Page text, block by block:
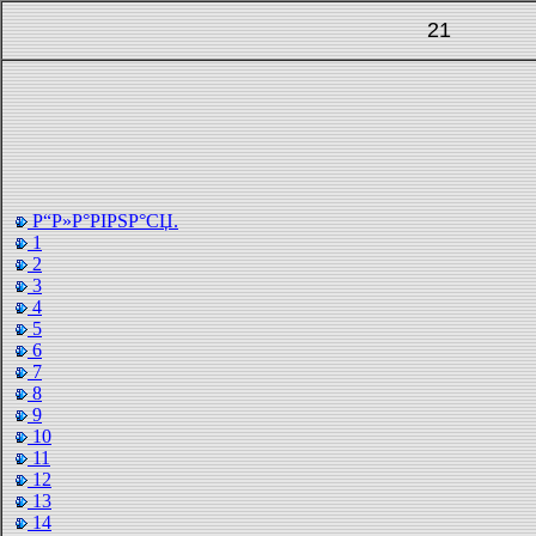
21
Р“Р»Р°РІРЅР°СЏ.
1
2
3
4
5
6
7
8
9
10
11
12
13
14